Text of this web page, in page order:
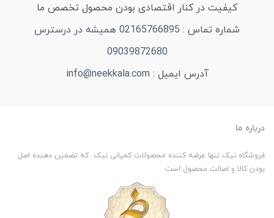
کیفیت در کنار اقتصادی بودن محصول تخصص ما
شماره تماس :
02165766895 همیشه در درسترس
09039872680
آدرس ایمیل : info@neekkala.com
درباره ما
فروشگاه نیک تنها عرضه کننده محصولات کمپانی نیک که تضمین دهنده اصل
بودن کالا و اصالت محصول است